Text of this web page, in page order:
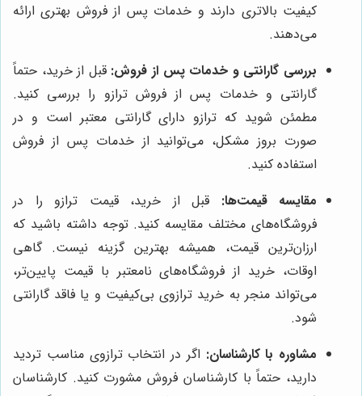
کیفیت بالاتری دارند و خدمات پس از فروش بهتری ارائه
می‌دهند.
بررسی گارانتی و خدمات پس از فروش: قبل از خرید، حتماً
گارانتی و خدمات پس از فروش ترازو را بررسی کنید.
مطمئن شوید که ترازو دارای گارانتی معتبر است و در
صورت بروز مشکل، می‌توانید از خدمات پس از فروش
استفاده کنید.
مقایسه قیمت‌ها: قبل از خرید، قیمت ترازو را در
فروشگاه‌های مختلف مقایسه کنید. توجه داشته باشید که
ارزان‌ترین قیمت، همیشه بهترین گزینه نیست. گاهی
اوقات، خرید از فروشگاه‌های نامعتبر با قیمت پایین‌تر،
می‌تواند منجر به خرید ترازوی بی‌کیفیت و یا فاقد گارانتی
شود.
مشاوره با کارشناسان: اگر در انتخاب ترازوی مناسب تردید
دارید، حتماً با کارشناسان فروش مشورت کنید. کارشناسان